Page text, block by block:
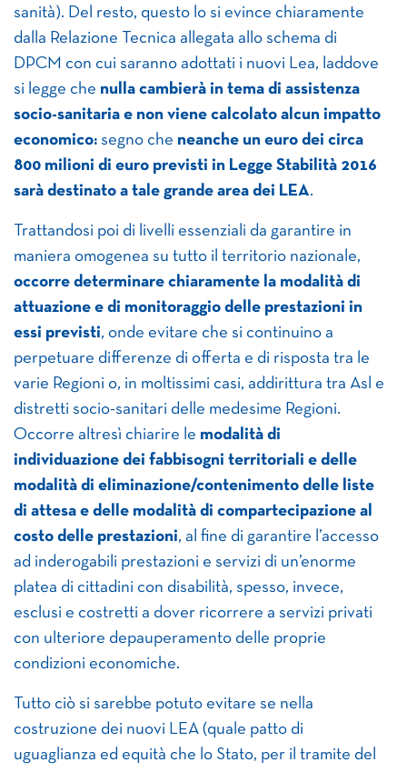
sanità). Del resto, questo lo si evince chiaramente
dalla Relazione Tecnica allegata allo schema di
DPCM con cui saranno adottati i nuovi Lea, laddove
si legge che nulla cambierà in tema di assistenza
socio-sanitaria e non viene calcolato alcun impatto
economico: segno che neanche un euro dei circa
800 milioni di euro previsti in Legge Stabilità 2016
sarà destinato a tale grande area dei LEA.
Trattandosi poi di livelli essenziali da garantire in
maniera omogenea su tutto il territorio nazionale,
occorre determinare chiaramente la modalità di
attuazione e di monitoraggio delle prestazioni in
essi previsti, onde evitare che si continuino a
perpetuare differenze di offerta e di risposta tra le
varie Regioni o, in moltissimi casi, addirittura tra Asl e
distretti socio-sanitari delle medesime Regioni.
Occorre altresì chiarire le modalità di
individuazione dei fabbisogni territoriali e delle
modalità di eliminazione/contenimento delle liste
di attesa e delle modalità di compartecipazione al
costo delle prestazioni, al fine di garantire l’accesso
ad inderogabili prestazioni e servizi di un’enorme
platea di cittadini con disabilità, spesso, invece,
esclusi e costretti a dover ricorrere a servizi privati
con ulteriore depauperamento delle proprie
condizioni economiche.
Tutto ciò si sarebbe potuto evitare se nella
costruzione dei nuovi LEA (quale patto di
uguaglianza ed equità che lo Stato, per il tramite del